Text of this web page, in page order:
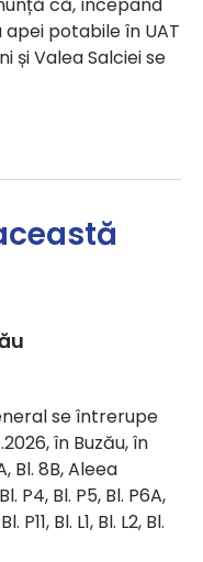
apei potabile în UAT
și Valea Salciei se
se întrerupe
în Buzău, în
Bl. 8B, Aleea
P4, Bl. P5, Bl. P6A,
P11, Bl. L1, Bl. L2, Bl.